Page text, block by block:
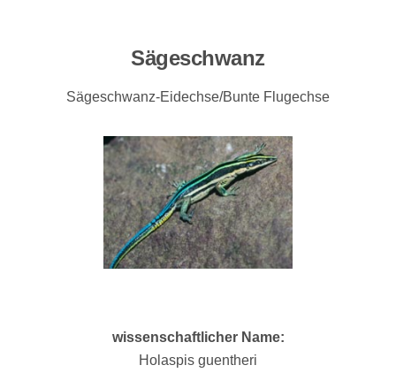
Sägeschwanz
Sägeschwanz-Eidechse/Bunte Flugechse
wissenschaftlicher Name:
Holaspis guentheri